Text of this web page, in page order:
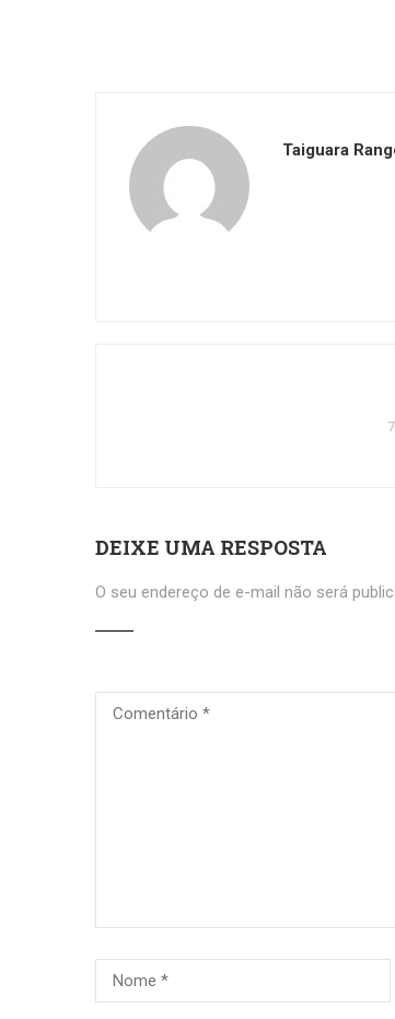
Taiguara
DEIXE UMA RESPOSTA
O seu endereço de e-mail não será